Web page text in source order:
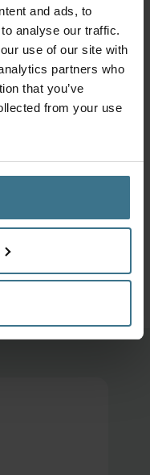
and ads, to
analyse our traffic.
use of our site with
partners who
that you’ve
from your use
activiteiten,
stijlvolle HOT&COOL
waardoor
of koud blijft.
en laat zijn/haar